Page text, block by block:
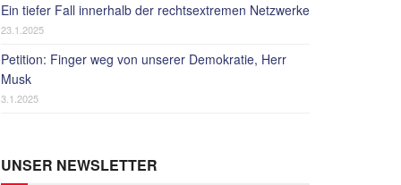
Ein tiefer Fall innerhalb der rechtsextremen Netzwerke
23.1.2025
Petition: Finger weg von unserer Demokratie, Herr
Musk
3.1.2025
UNSER NEWSLETTER